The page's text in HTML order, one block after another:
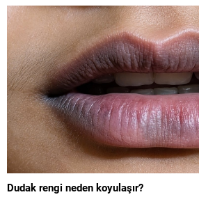
gelişimine kadar pek çok detaya özen
en temel yapı...
Dudak rengi neden koyulaşır?